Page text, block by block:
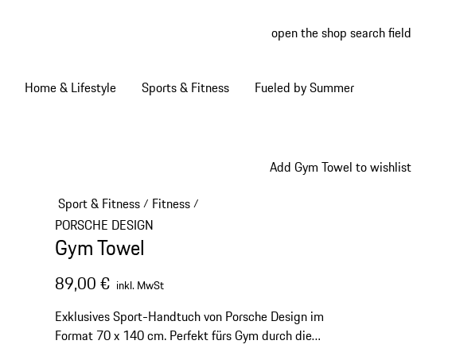
open the shop search field
Home & Lifestyle Sports & Fitness Fueled by Summer
Add Gym Towel to wishlist
Sport & Fitness/ Fitness/
PORSCHE DESIGN
Gym Towel
89,00 € inkl. MwSt
Exklusives Sport-Handtuch von Porsche Design im
Format 70 x 140 cm. Perfekt fürs Gym durch die